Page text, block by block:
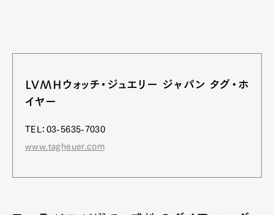
Pen Meet
LVMHウォッチ・ジュエリー ジャパン タグ・ホ
イヤー
TEL：03-5635-7030
www.tagheuer.com